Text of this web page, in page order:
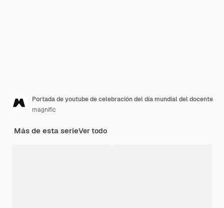
Portada de youtube de celebración del día mundial del docente
magnific
Más de esta serieVer todo